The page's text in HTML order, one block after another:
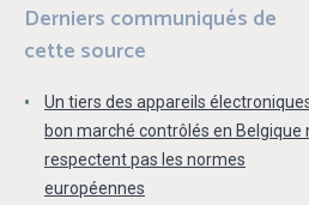
Derniers communiqués de
cette source
Un tiers des appareils
bon marché contrôlés en Belgique
respectent pas les normes
européennes